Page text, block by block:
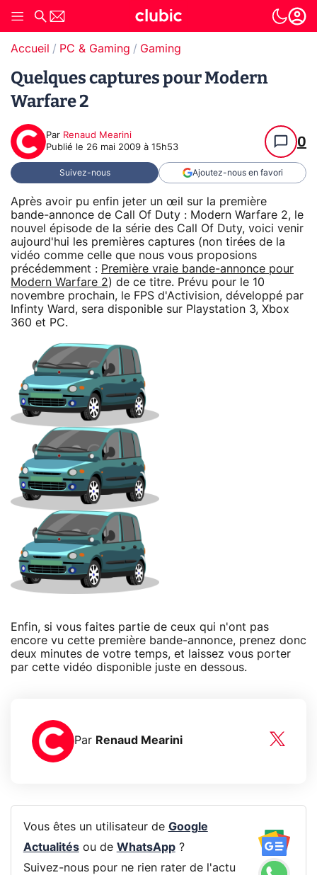
Accueil PC & Gaming Gaming
Quelques captures pour Modern
Warfare 2
Par Renaud Mearini
Publié le 26 mai 2009 à 15h53 0
Suivez-nous Ajoutez-nous en favori
Après avoir pu enfin jeter un œil sur la première
bande-annonce de Call Of Duty : Modern Warfare 2, le
nouvel épisode de la série des Call Of Duty, voici venir
aujourd'hui les premières captures (non tirées de la
vidéo comme celle que nous vous proposions
précédemment : Première vraie bande-annonce pour
Modern Warfare 2) de ce titre. Prévu pour le 10
novembre prochain, le FPS d'Activision, développé par
Infinty Ward, sera disponible sur Playstation 3, Xbox
360 et PC.
Enfin, si vous faites partie de ceux qui n'ont pas
encore vu cette première bande-annonce, prenez donc
deux minutes de votre temps, et laissez vous porter
par cette vidéo disponible juste en dessous.
Par Renaud Mearini
Vous êtes un utilisateur de Google
Actualitésou de WhatsApp?
Suivez-nous pour ne rien rater de l'actu